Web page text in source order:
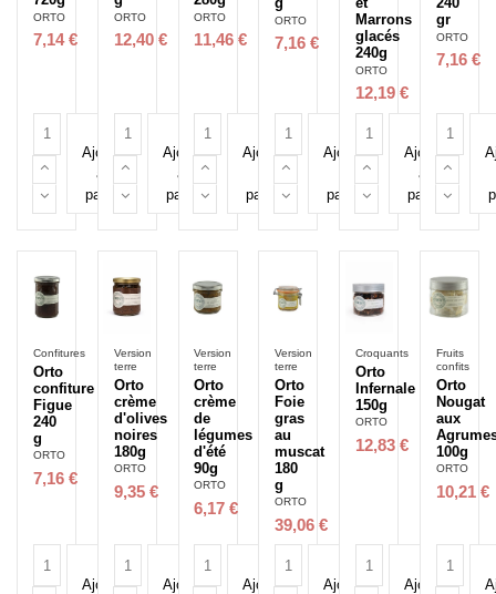
ORTO
7,14 €
Ajouter
au
panier
ORTO
12,40 €
Ajouter
au
panier
ORTO
11,46 €
Ajouter
panier
ORTO
7,16 €
Ajouter
panier
Marrons
glacés
240g
ORTO
12,19 €
Ajouter
au
panier
gr
ORTO
7,16 €
Confitures
Orto
confiture
Figue
240
g
ORTO
7,16 €
Ajouter
Version
terre
Orto
crème
d'olives
noires
180g
ORTO
9,35 €
Ajouter
Version
terre
Orto
crème
de
légumes
d'été
90g
ORTO
6,17 €
Ajouter
Version
terre
Orto
Foie
gras
au
muscat
180
g
ORTO
39,06 €
Ajouter
Croquants
Orto
Infernale
150g
ORTO
12,83 €
Ajouter
Fruits
confits
Orto
Nougat
aux
100g
ORTO
10,21 €